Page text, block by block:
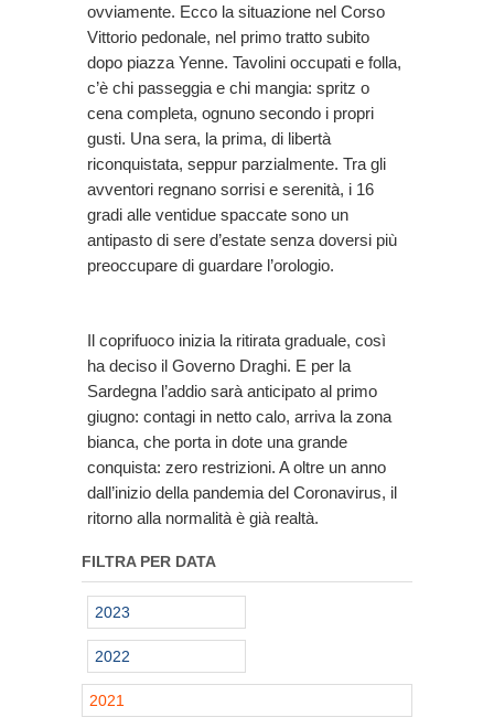
ovviamente. Ecco la situazione nel Corso
Vittorio pedonale, nel primo tratto subito
dopo piazza Yenne. Tavolini occupati e folla,
c’è chi passeggia e chi mangia: spritz o
cena completa, ognuno secondo i propri
gusti. Una sera, la prima, di libertà
riconquistata, seppur parzialmente. Tra gli
avventori regnano sorrisi e serenità, i 16
gradi alle ventidue spaccate sono un
antipasto di sere d’estate senza doversi più
preoccupare di guardare l’orologio.
Il coprifuoco inizia la ritirata graduale, così
ha deciso il Governo Draghi. E per la
Sardegna l’addio sarà anticipato al primo
giugno: contagi in netto calo, arriva la zona
bianca, che porta in dote una grande
conquista: zero restrizioni. A oltre un anno
dall’inizio della pandemia del Coronavirus, il
ritorno alla normalità è già realtà.
FILTRA PER DATA
2023
2022
2021